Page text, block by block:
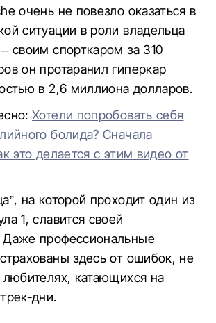
очень не повезло оказаться в
ситуации в роли владельца
своим спорткаром за 310
он протаранил гиперкар
в 2,6 миллиона долларов.
Хотели попробовать себя
болида? Сначала
это делается с этим видео от
на которой проходит один из
1, славится своей
профессиональные
здесь от ошибок, не
любителях, катающихся на
дни.